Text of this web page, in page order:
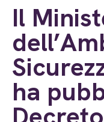
Il
ha